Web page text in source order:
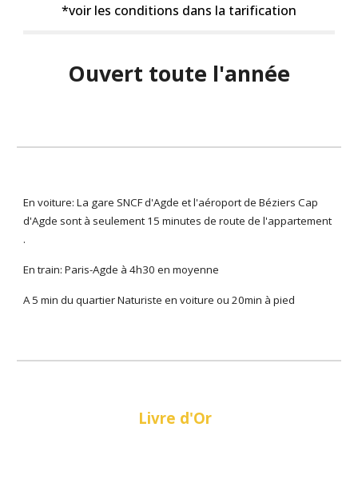
*voir les conditions dans la tarification
Ouvert toute l'année
En voiture: La gare SNCF d'Agde et l'aéroport de Béziers Cap
d'Agde sont à seulement 15 minutes de route de l'appartement
.
En train: Paris-Agde à 4h30 en moyenne
A 5 min du quartier Naturiste en voiture ou 20min à pied
Livre d'Or